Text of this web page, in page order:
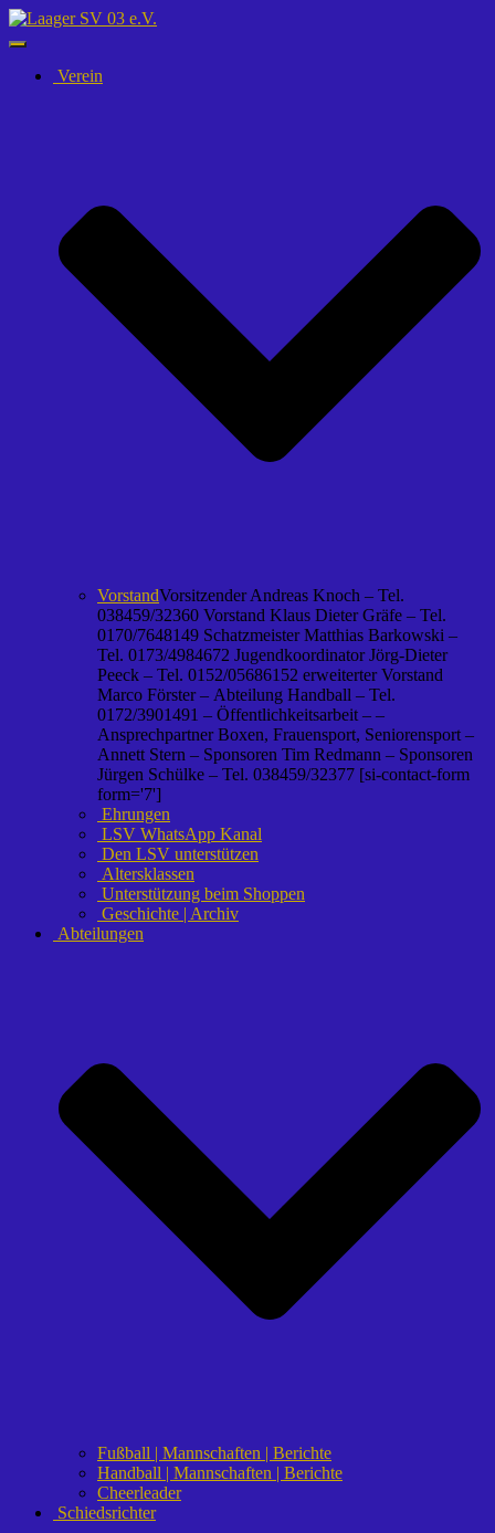
Navigation
umschalten
Verein
VorstandVorsitzender Andreas Knoch – Tel.
038459/32360 Vorstand Klaus Dieter Gräfe – Tel.
0170/7648149 Schatzmeister Matthias Barkowski –
Tel. 0173/4984672 Jugendkoordinator Jörg-Dieter
Peeck – Tel. 0152/05686152 erweiterter Vorstand
Marco Förster – Abteilung Handball – Tel.
0172/3901491 – Öffentlichkeitsarbeit – –
Ansprechpartner Boxen, Frauensport, Seniorensport –
Annett Stern – Sponsoren Tim Redmann – Sponsoren
Jürgen Schülke – Tel. 038459/32377 [si-contact-form
form='7']
Ehrungen
LSV WhatsApp Kanal
Den LSV unterstützen
Altersklassen
Unterstützung beim Shoppen
Geschichte | Archiv
Abteilungen
Fußball | Mannschaften | Berichte
Handball | Mannschaften | Berichte
Cheerleader
Schiedsrichter